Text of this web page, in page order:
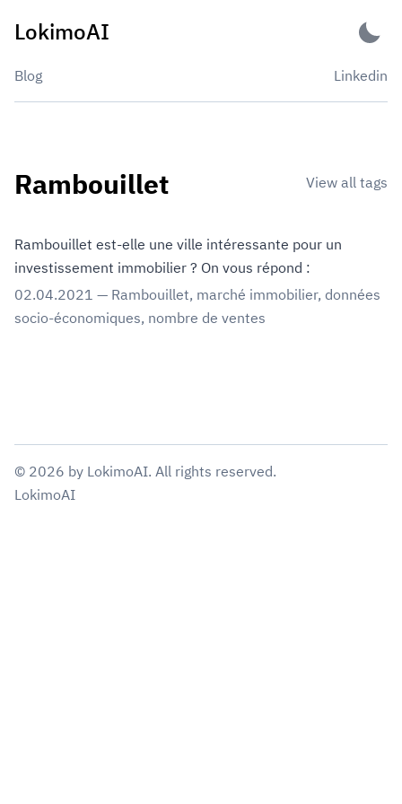
LokimoAI
Blog Linkedin
Rambouillet View all tags
Rambouillet est-elle une ville intéressante pour un
investissement immobilier ? On vous répond :
02.04.2021 — Rambouillet, marché immobilier, données
socio-économiques, nombre de ventes
© 2026 by LokimoAI. All rights reserved.
LokimoAI